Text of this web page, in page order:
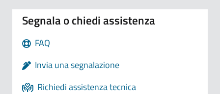
Segnala o chiedi assistenza
FAQ
Invia una segnalazione
Richiedi assistenza tecnica